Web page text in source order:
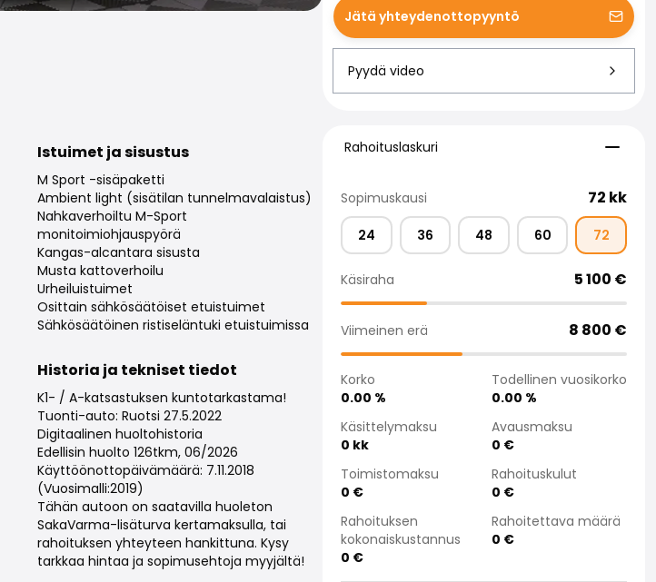
Istuimet ja sisustus
M Sport -sisäpaketti
Ambient light (sisätilan tunnelmavalaistus)
Nahkaverhoiltu M-Sport
monitoimiohjauspyörä
Kangas-alcantara sisusta
Musta kattoverhoilu
Urheiluistuimet
Osittain sähkösäätöiset etuistuimet
Sähkösäätöinen ristiseläntuki etuistuimissa
Historia ja tekniset tiedot
K1- / A-katsastuksen kuntotarkastama!
Tuonti-auto: Ruotsi 27.5.2022
Digitaalinen huoltohistoria
Edellisin huolto 126tkm, 06/2026
Käyttöönottopäivämäärä: 7.11.2018
(Vuosimalli:2019)
Tähän autoon on saatavilla huoleton
SakaVarma-lisäturva kertamaksulla, tai
rahoituksen yhteyteen hankittuna. Kysy
tarkkaa hintaa ja sopimusehtoja myyjältä!
Jätä yhteydenottopyyntö
Pyydä video
Rahoituslaskuri
Rahoituslaskuri
Sopimuskausi 72 kk
24 36 48 60 72
Käsiraha 5 100 €
Viimeinen erä 8 800 €
Korko
0.00 %
Todellinen vuosikorko
0.00 %
Käsittelymaksu
0 kk
Avausmaksu
0 €
Toimistomaksu
0 €
Rahoituskulut
0 €
Rahoituksen
kokonaiskustannus
0 €
Rahoitettava määrä
0 €